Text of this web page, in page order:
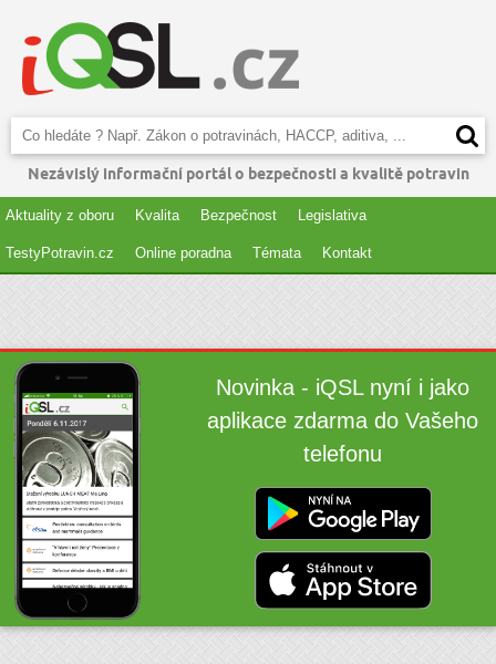
Nezávislý informační portál o bezpečnosti a kvalitě potravin
Aktuality z oboru Kvalita Bezpečnost Legislativa
TestyPotravin.cz Online poradna Témata Kontakt
Novinka - iQSL nyní i jako
aplikace zdarma do Vašeho
telefonu